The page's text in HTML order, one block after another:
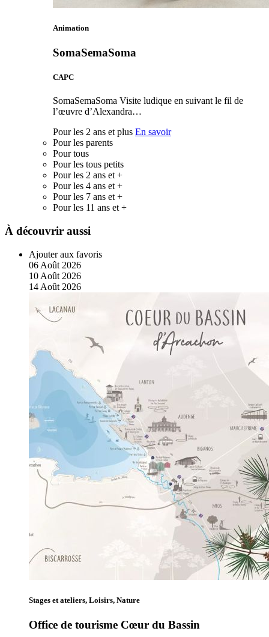
Animation
SomaSemaSoma
CAPC
SomaSemaSoma Visite ludique en suivant le fil de
l’œuvre d’Alexandra…
Pour les 2 ans et plus En savoir
Pour les parents
Pour tous
Pour les tous petits
Pour les 2 ans et +
Pour les 4 ans et +
Pour les 7 ans et +
Pour les 11 ans et +
À découvrir aussi
Ajouter aux favoris
06 Août 2026
10 Août 2026
14 Août 2026
Stages et ateliers, Loisirs, Nature
Office de tourisme Cœur du Bassin